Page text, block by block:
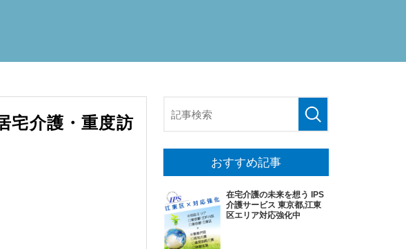
宅介護・重度訪
おすすめ記事
在宅介護の未来を想う IPS
介護サービス 東京都,江東
区エリア対応強化中